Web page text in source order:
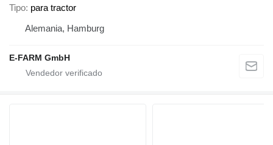
Tipo para tractor
Alemania, Hamburg
E-FARM GmbH